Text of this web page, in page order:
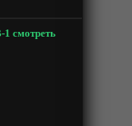
смотреть